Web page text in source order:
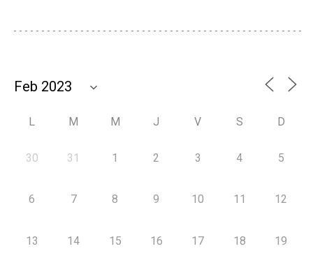
L M M J V S D
30 31 1 2 3 4 5
6 7 8 9 10 11 12
13 14 15 16 17 18 19